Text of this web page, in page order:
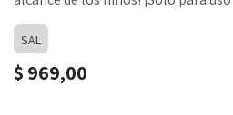
SAL
$ 969,00